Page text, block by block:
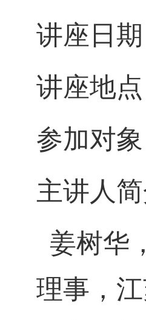
讲座日期
讲座地
参加对象
主讲人简
姜树华 ，
理事，